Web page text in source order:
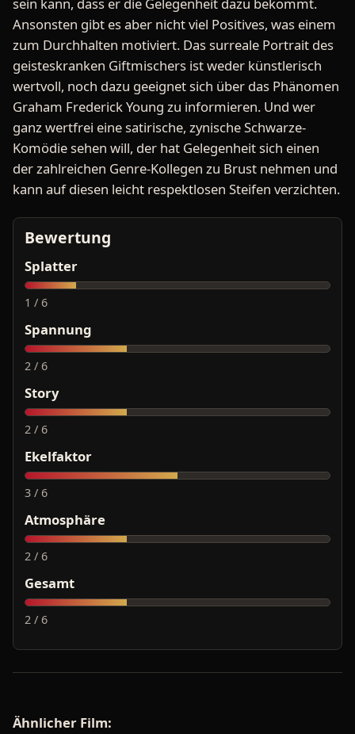
sein kann, dass er die Gelegenheit dazu bekommt.
Ansonsten gibt es aber nicht viel Positives, was einem
zum Durchhalten motiviert. Das surreale Portrait des
geisteskranken Giftmischers ist weder künstlerisch
wertvoll, noch dazu geeignet sich über das Phänomen
Graham Frederick Young zu informieren. Und wer
ganz wertfrei eine satirische, zynische Schwarze-
Komödie sehen will, der hat Gelegenheit sich einen
der zahlreichen Genre-Kollegen zu Brust nehmen und
kann auf diesen leicht respektlosen Steifen verzichten.
Bewertung
Splatter
1 / 6
Spannung
2 / 6
Story
2 / 6
Ekelfaktor
3 / 6
Atmosphäre
2 / 6
Gesamt
2 / 6
Ähnlicher Film: